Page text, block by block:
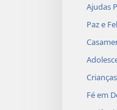
Ajudas
Paz e
Crianças
Fé em